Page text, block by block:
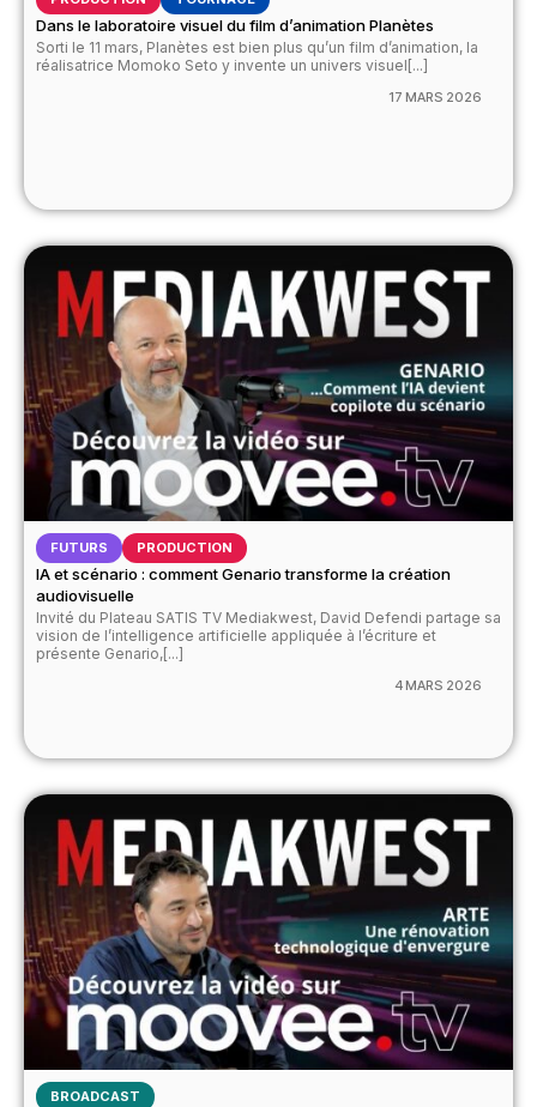
Dans le laboratoire visuel du film d’animation Planètes
Sorti le 11 mars, Planètes est bien plus qu’un film d’animation, la
réalisatrice Momoko Seto y invente un univers visuel[...]
17 MARS 2026
FUTURS PRODUCTION
IA et scénario : comment Genario transforme la création
audiovisuelle
Invité du Plateau SATIS TV Mediakwest, David Defendi partage sa
vision de l’intelligence artificielle appliquée à l’écriture et
présente Genario,[...]
4 MARS 2026
BROADCAST